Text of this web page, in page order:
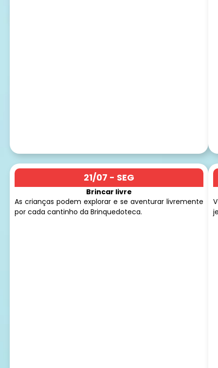
21/07 - SEG
Brincar livre
As crianças podem explorar e se aventurar livremente
por cada cantinho da Brinquedoteca.